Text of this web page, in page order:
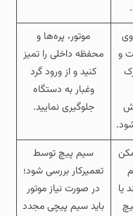
و
موتور، پره‌ها و
محفظه داخلی را تمیز
کنید و از ورود گرد
وغبار به دستگاه
جلوگیری نمایید.
یا
سیم‌ پیچ توسط
تعمیرکار بررسی شود؛
در صورت نیاز موتور
باید سیم‌ پیچی مجدد